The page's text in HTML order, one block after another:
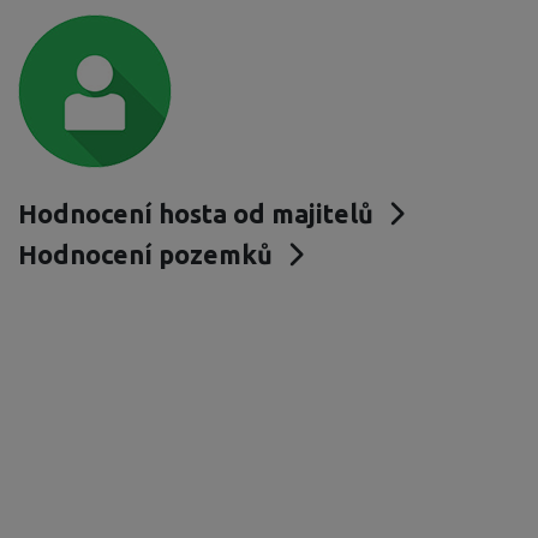
Hodnocení hosta od majitelů
Hodnocení pozemků